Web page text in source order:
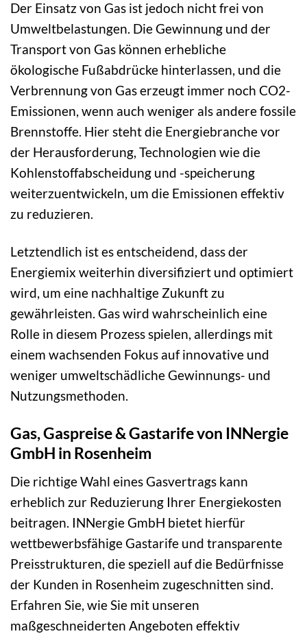
Der Einsatz von Gas ist jedoch nicht frei von
Umweltbelastungen. Die Gewinnung und der
Transport von Gas können erhebliche
ökologische Fußabdrücke hinterlassen, und die
Verbrennung von Gas erzeugt immer noch CO2-
Emissionen, wenn auch weniger als andere fossile
Brennstoffe. Hier steht die Energiebranche vor
der Herausforderung, Technologien wie die
Kohlenstoffabscheidung und -speicherung
weiterzuentwickeln, um die Emissionen effektiv
zu reduzieren.
Letztendlich ist es entscheidend, dass der
Energiemix weiterhin diversifiziert und optimiert
wird, um eine nachhaltige Zukunft zu
gewährleisten. Gas wird wahrscheinlich eine
Rolle in diesem Prozess spielen, allerdings mit
einem wachsenden Fokus auf innovative und
weniger umweltschädliche Gewinnungs- und
Nutzungsmethoden.
Gas, Gaspreise & Gastarife von INNergie
GmbH in Rosenheim
Die richtige Wahl eines Gasvertrags kann
erheblich zur Reduzierung Ihrer Energiekosten
beitragen. INNergie GmbH bietet hierfür
wettbewerbsfähige Gastarife und transparente
Preisstrukturen, die speziell auf die Bedürfnisse
der Kunden in Rosenheim zugeschnitten sind.
Erfahren Sie, wie Sie mit unseren
maßgeschneiderten Angeboten effektiv